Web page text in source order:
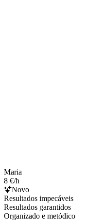
Maria
8 €/h
Novo
Resultados impecáveis
Resultados garantidos
Organizado e metódico